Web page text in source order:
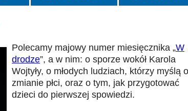
Polecamy majowy numer miesięcznika „W
drodze”, a w nim: o sporze wokół Karola
Wojtyły, o młodych ludziach, którzy myślą o
zmianie płci, oraz o tym, jak przygotować
dzieci do pierwszej spowiedzi.